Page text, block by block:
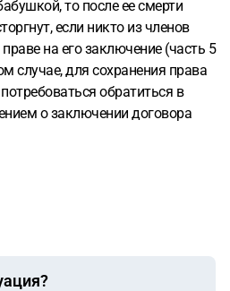
то после ее смерти
если никто из членов
на его заключение (часть 5
случае, для сохранения права
обратиться в
о заключении договора